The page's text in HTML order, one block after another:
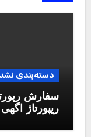
دسته‌بندی
سفارش
ریپورتاژ